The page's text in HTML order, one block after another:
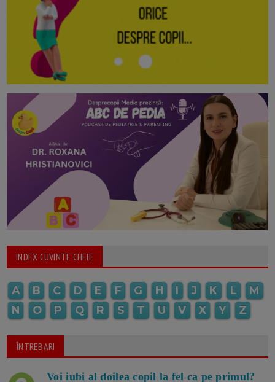
INDEX CUVINTE CHEIE
A B C D E F G H I J K L
M
N
O P Q R S T U V X Y Z
ÎNTREBARI
Voi iubi al doilea copil la fel ca pe primul?